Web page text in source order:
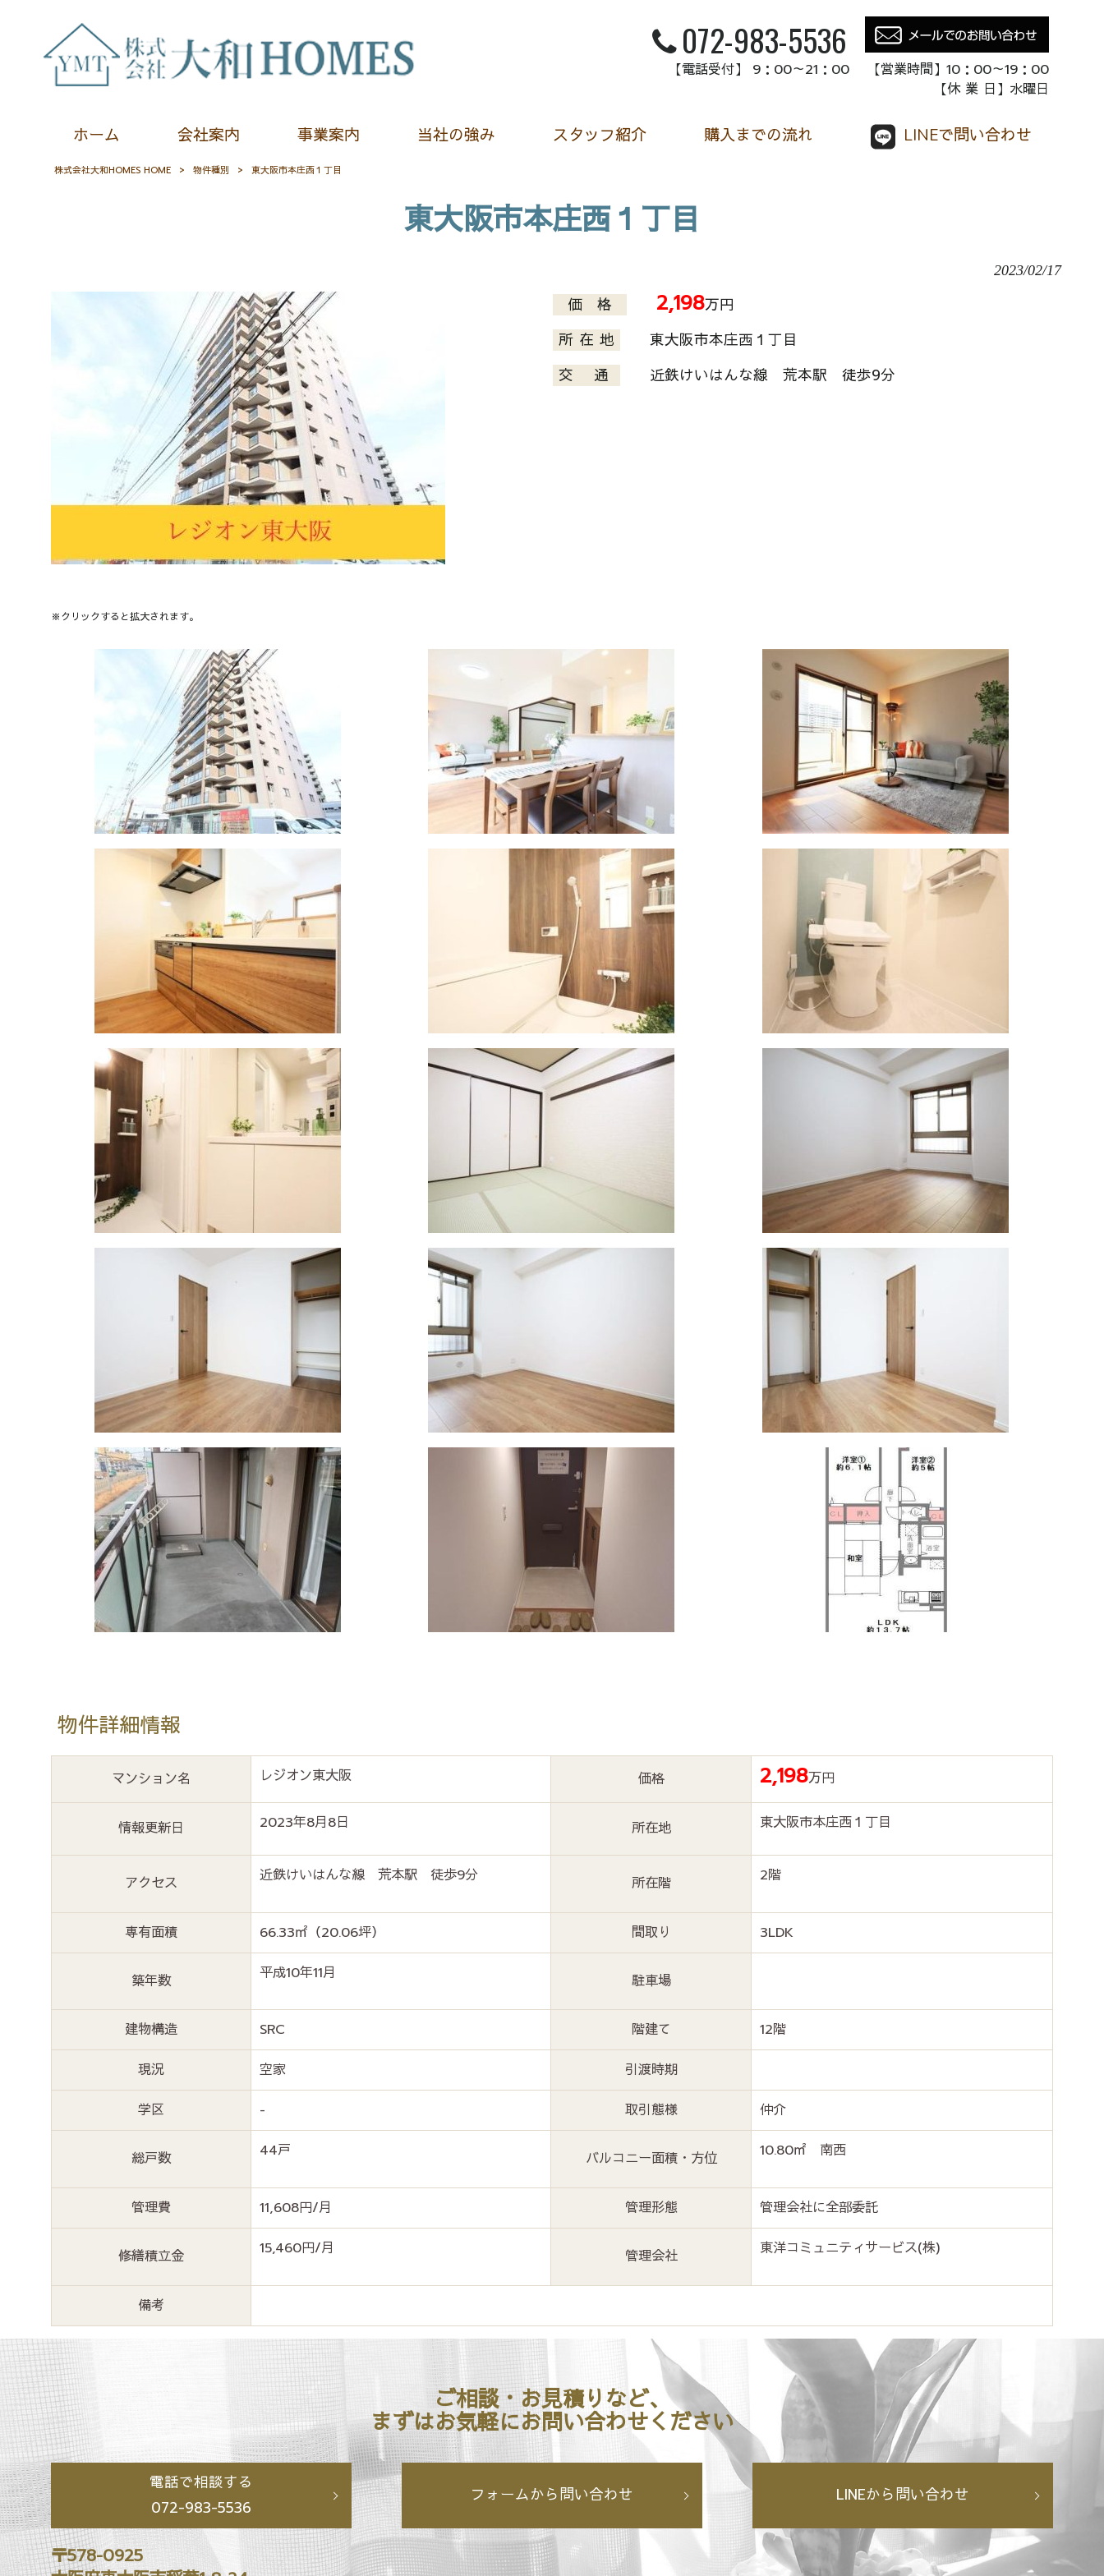
072-983-5536
【電話受付】 9：00～21：00 【営業時間】10：00～19：00
【休 業 日】水曜日
ホーム 会社案内 事業案内 当社の強み スタッフ紹介 購入までの流れ LINEで問い合わせ
株式会社大和HOMES HOME > 物件種別 > 東大阪市本庄西１丁目
東大阪市本庄西１丁目
2023/02/17
価 格 2,198万円
所 在 地
東大阪市本庄西１丁目
交 通
近鉄けいはんな線 荒本駅 徒歩9分
※クリックすると拡大されます。
物件詳細情報
マンション名 レジオン東大阪 価格 2,198万円
情報更新日 2023年8月8日 所在地 東大阪市本庄西１丁目
アクセス 近鉄けいはんな線 荒本駅 徒歩9分 所在階 2階
専有面積 66.33㎡（20.06坪） 間取り 3LDK
築年数 平成10年11月 駐車場
建物構造 SRC 階建て
12階
現況
空家
引渡時期
学区
- 取引態様 仲介
総戸数 44戸 バルコニー面積・方位 10.80㎡ 南西
管理費 11,608円/月 管理形態 管理会社に全部委託
修繕積立金 15,460円/月 管理会社 東洋コミュニティサービス(株)
備考
ご相談・お見積りなど、
まずはお気軽にお問い合わせください
電話で相談する
072-983-5536
フォームから問い合わせ LINEから問い合わせ
〒578-0925